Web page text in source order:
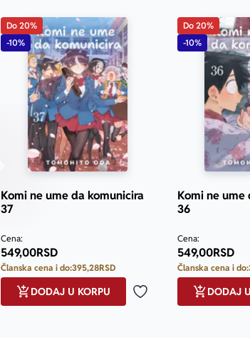
Do 20%
-10%
Komi ne ume da komunicira
37
Cena:
549,00RSD
Članska cena i do:395,28RSD
Dodaj u omiljene
DODAJ U KORPU
Do 20%
-10%
Komi ne ume
36
Cena:
549,00RSD
Članska cena i do:
DODAJ